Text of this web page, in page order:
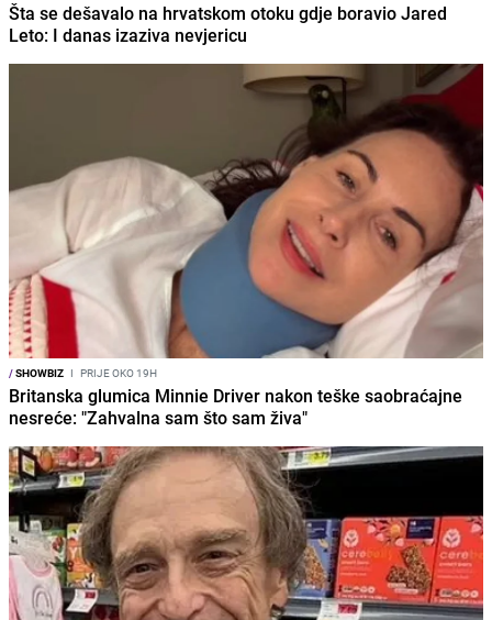
Šta se dešavalo na hrvatskom otoku gdje boravio Jared
Leto: I danas izaziva nevjericu
/SHOWBIZ I PRIJE OKO 19H
Britanska glumica Minnie Driver nakon teške saobraćajne
nesreće: "Zahvalna sam što sam živa"